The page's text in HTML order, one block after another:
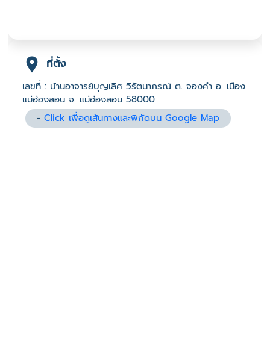
ที่ตั้ง
เลขที่ : บ้านอาจารย์บุญเลิศ วิรัตนาภรณ์ ต. จองคำ อ. เมือง
แม่ฮ่องสอน จ. แม่ฮ่องสอน 58000
-Click เพื่อดูเส้นทางและพิกัดบน Google Map